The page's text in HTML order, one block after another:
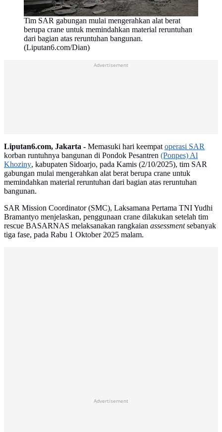
Tim SAR gabungan mulai mengerahkan alat berat
berupa crane untuk memindahkan material reruntuhan
dari bagian atas reruntuhan bangunan.
(Liputan6.com/Dian)
Advertisement
Liputan6.com, Jakarta - Memasuki hari keempatoperasi SAR
korban runtuhnya bangunan di Pondok Pesantren (Ponpes) Al
Khoziny, kabupaten Sidoarjo, pada Kamis (2/10/2025), tim SAR
gabungan mulai mengerahkan alat berat berupa crane untuk
memindahkan material reruntuhan dari bagian atas reruntuhan
bangunan.
SAR Mission Coordinator (SMC), Laksamana Pertama TNI Yudhi
Bramantyo menjelaskan, penggunaan crane dilakukan setelah tim
rescue BASARNAS melaksanakan rangkaian assessmentsebanyak
tiga fase, pada Rabu 1 Oktober 2025 malam.
Advertisement